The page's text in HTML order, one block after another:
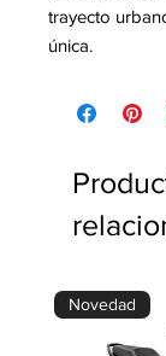
trayecto
única.
Novedad